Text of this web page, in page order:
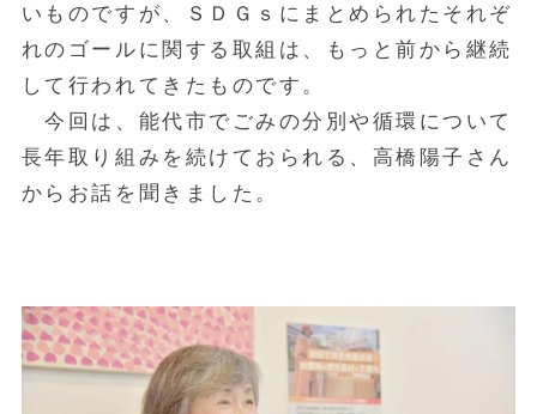
いものですが、ＳＤＧｓにまとめられたそれぞ
れのゴールに関する取組は、もっと前から継続
して行われてきたものです。
今回は、能代市でごみの分別や循環について
長年取り組みを続けておられる、高橋陽子さん
からお話を聞きました。